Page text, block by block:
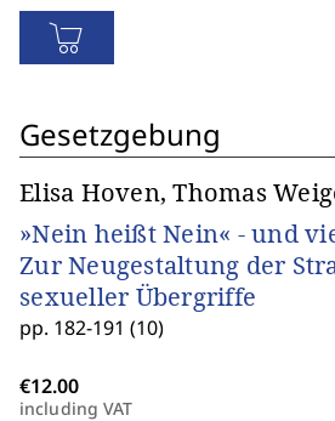
Gesetzgebung
Elisa Hoven, Thomas
»Nein heißt Nein« - und
Zur Neugestaltung der
sexueller Übergriffe
pp. 182-191 (10)
including VAT